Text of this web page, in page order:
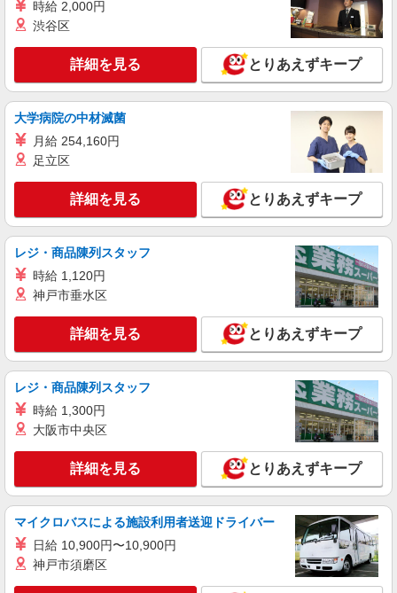
有）★ ゜・。○。・゜+゜・。○。・゜+゜
株式会社シエロ
【au】の携帯販売スタッフ
時給1200円〜 ※残業代支給 ★交通費別途支給
（規定あり） ゜+゜・。○。・゜+゜・。○。・゜
+゜ 入社祝い金10万円支給(規定有) お友達を紹介
頂くと, インセンティブ支給(規定有) ★月2回払
い・週払い可能（規程有）★ ゜・。○。・゜
+゜・。○。・゜+゜
キープ 詳細を見る
紹介予定派遣
株式会社シエロ
【ソフトバンク】の店舗スタッフ
月給210000円〜310000円（経験・能力によ
る） ※固定残業代:14500円〜14500円（10時間相
当） ＊時間外手当は時間外労働の有無にかかわら
ず、固定残業代として支給し、相当時間を超える
時間外労働分は法定どおり追加で支給します。 ※
試用期間なし ※残業代支給 ★交通費別途支給（規
定あり） ゜+゜・。○。・゜+゜・。○。・゜+゜
入社祝い金10万円支給(規定有) お友達を紹介頂く
と, インセンティブ支給(規定有) ゜・。○。・゜
島根県出雲市のsoftbankショップ
キープ 詳細を見る
紹介予定派遣
株式会社シエロ
【docomo】の携帯販売スタッフ
時給1400円〜 ※残業代支給 ★交通費別途支給
（規定あり） ゜+゜・。○。・゜+゜・。○。・゜
+゜ 入社祝い金10万円支給(規定有) お友達を紹介
頂くと, インセンティブ支給(規定有) ★月2回払
い・週払い可能（規程有）★ ゜・。○。・゜
+゜・。○。・゜+゜
島根県出雲市のdocomoショップ
詳細を見る
時給 2,000円
渋谷区
詳細を見る とりあえずキープ
大学病院の中材滅菌
月給 254,160円
足立区
詳細を見る とりあえずキープ
レジ・商品陳列スタッフ
時給 1,120円
神戸市垂水区
詳細を見る とりあえずキープ
レジ・商品陳列スタッフ
時給 1,300円
大阪市中央区
詳細を見る とりあえずキープ
マイクロバスによる施設利用者送迎ドライバー
日給 10,900円〜10,900円
神戸市須磨区